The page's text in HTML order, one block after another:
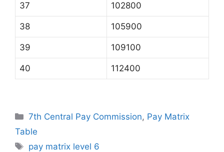
37 102800
38 105900
39 109100
40 112400
Categories
7th Central Pay Commission, Pay Matrix
Table
Tags
pay matrix level 6